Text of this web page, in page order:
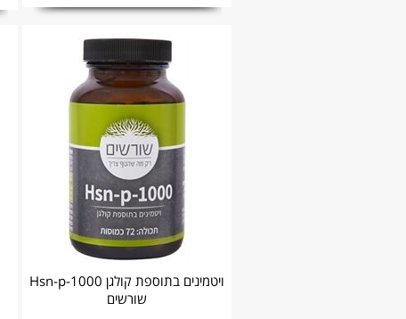
ויטמינים בתוספת קולגן Hsn-p-1000
שורשים